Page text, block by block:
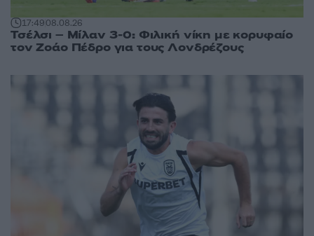
17:4908.08.26
Τσέλσι – Μίλαν 3-0: Φιλική νίκη με κορυφαίο
τον Ζοάο Πέδρο για τους Λονδρέζους